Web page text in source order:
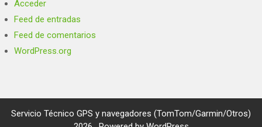
Acceder
Feed de entradas
Feed de comentarios
WordPress.org
Servicio Técnico GPS y navegadores (TomTom/Garmin/Otros)